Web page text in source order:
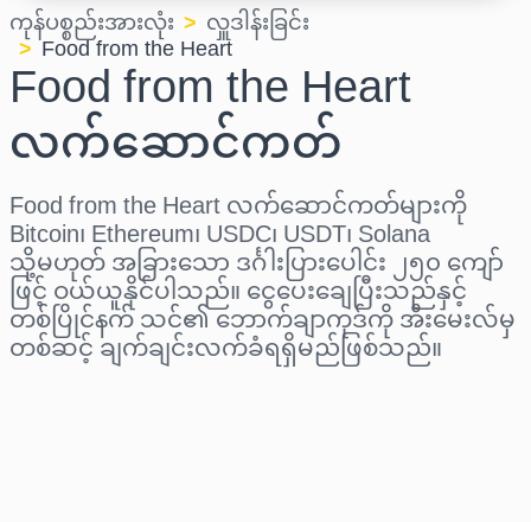
ကုန်ပစ္စည်းအားလုံး လှူဒါန်းခြင်း
Food from the Heart
Food from the Heart
လက်ဆောင်ကတ်
Food from the Heart လက်ဆောင်ကတ်များကို
Bitcoin၊ Ethereum၊ USDC၊ USDT၊ Solana
သို့မဟုတ် အခြားသော ဒင်္ဂါးပြားပေါင်း ၂၅၀ ကျော်
ဖြင့် ဝယ်ယူနိုင်ပါသည်။ ငွေပေးချေပြီးသည်နှင့်
တစ်ပြိုင်နက် သင်၏ ဘောက်ချာကုဒ်ကို အီးမေးလ်မှ
တစ်ဆင့် ချက်ချင်းလက်ခံရရှိမည်ဖြစ်သည်။